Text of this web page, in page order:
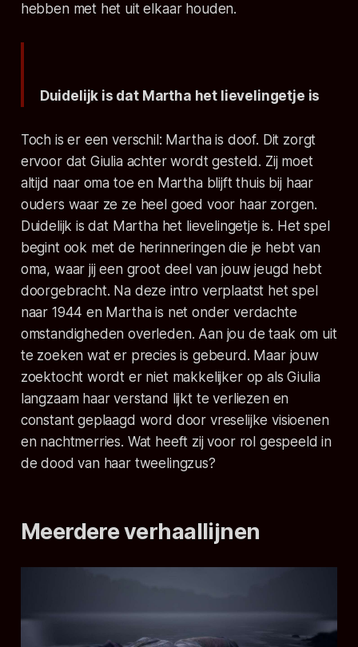
hebben met het uit elkaar houden.
Duidelijk is dat Martha het lievelingetje is
Toch is er een verschil: Martha is doof. Dit zorgt
ervoor dat Giulia achter wordt gesteld. Zij moet
altijd naar oma toe en Martha blijft thuis bij haar
ouders waar ze ze heel goed voor haar zorgen.
Duidelijk is dat Martha het lievelingetje is. Het spel
begint ook met de herinneringen die je hebt van
oma, waar jij een groot deel van jouw jeugd hebt
doorgebracht. Na deze intro verplaatst het spel
naar 1944 en Martha is net onder verdachte
omstandigheden overleden. Aan jou de taak om uit
te zoeken wat er precies is gebeurd. Maar jouw
zoektocht wordt er niet makkelijker op als Giulia
langzaam haar verstand lijkt te verliezen en
constant geplaagd word door vreselijke visioenen
en nachtmerries. Wat heeft zij voor rol gespeeld in
de dood van haar tweelingzus?
Meerdere verhaallijnen